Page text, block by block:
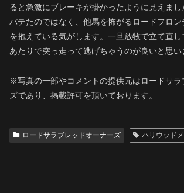
ると急激にブレーキが掛かったように見えま
バテたのではなく、他馬を怖がるロードフロ
を抱えている気がします。一旦放牧で立て直
あたりで突っ走って逃げちゃうのが良いと思い
※写真の一部やコメントの提供元はロードサラ
ズであり、掲載許可を頂いております。
ロードサラブレッドオーナーズ ハリウッド